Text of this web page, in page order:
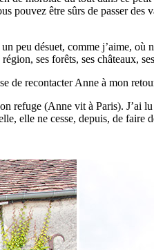
être sûrs de passer
peu désuet, comme j’aime,
ses forêts, ses châteaux,
de recontacter Anne à mon
refuge (Anne vit à Paris).
elle ne cesse, depuis, de faire